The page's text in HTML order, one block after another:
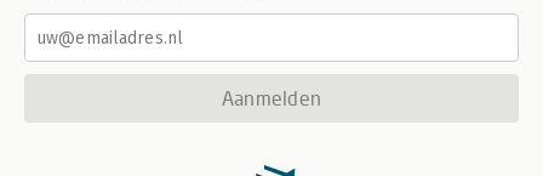
Aanmelden